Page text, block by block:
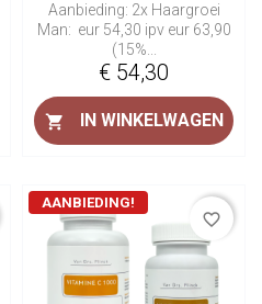
Aanbieding: 2x Haargroei
Man: eur 54,30 ipv eur 63,90
(15%...
Prijs
€ 54,30
 IN WINKELWAGEN
AANBIEDING!
favorite_border